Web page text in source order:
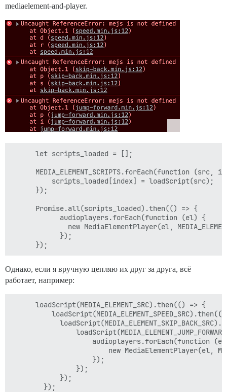
mediaelement-and-player.
      let scripts_loaded = [];
MEDIA_ELEMENT_SCRIPTS.forEach(function (src,
          scripts_loaded[index] = loadScript(src);
      });
      Promise.all(scripts_loaded).then(() => {
            audioplayers.forEach(function (el) {
new MediaElementPlayer(el,
            });
Однако, если я вручную цепляю их друг за друга, всё
работает, например:
      loadScript(MEDIA_ELEMENT_SRC).then(() => {
audioplayers.forEach(function
new MediaElementPlayer(el,
                    });
                });
            });
        });